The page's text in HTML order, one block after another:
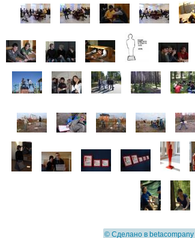
© Сделано в betacompany